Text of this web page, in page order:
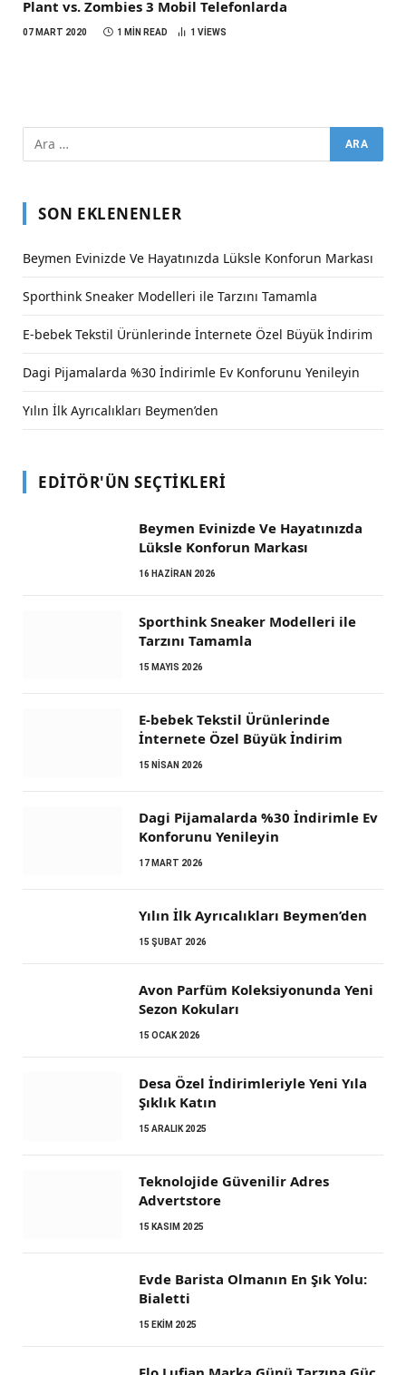
Plant vs. Zombies 3 Mobil Telefonlarda
07 MART 2020 1 MIN READ 1 VIEWS
SON EKLENENLER
Beymen Evinizde Ve Hayatınızda Lüksle Konforun Markası
Sporthink Sneaker Modelleri ile Tarzını Tamamla
E-bebek Tekstil Ürünlerinde İnternete Özel Büyük İndirim
Dagi Pijamalarda %30 İndirimle Ev Konforunu Yenileyin
Yılın İlk Ayrıcalıkları Beymen’den
EDITÖR'ÜN SEÇTIKLERI
Beymen Evinizde Ve Hayatınızda
Lüksle Konforun Markası
16 HAZIRAN 2026
Sporthink Sneaker Modelleri ile
Tarzını Tamamla
15 MAYIS 2026
E-bebek Tekstil Ürünlerinde
İnternete Özel Büyük İndirim
15 NISAN 2026
Dagi Pijamalarda %30 İndirimle Ev
Konforunu Yenileyin
17 MART 2026
Yılın İlk Ayrıcalıkları Beymen’den
15 ŞUBAT 2026
Avon Parfüm Koleksiyonunda Yeni
Sezon Kokuları
15 OCAK 2026
Desa Özel İndirimleriyle Yeni Yıla
Şıklık Katın
15 ARALIK 2025
Teknolojide Güvenilir Adres
Advertstore
15 KASIM 2025
Evde Barista Olmanın En Şık Yolu:
Bialetti
15 EKIM 2025